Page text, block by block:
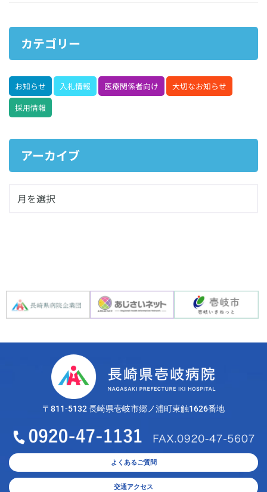
カテゴリー
お知らせ 入札情報 医療関係者向け
大切なお知らせ
採用情報
アーカイブ
〒811-5132 長崎県壱岐市郷ノ浦町東触1626番地
よくあるご質問
交通アクセス